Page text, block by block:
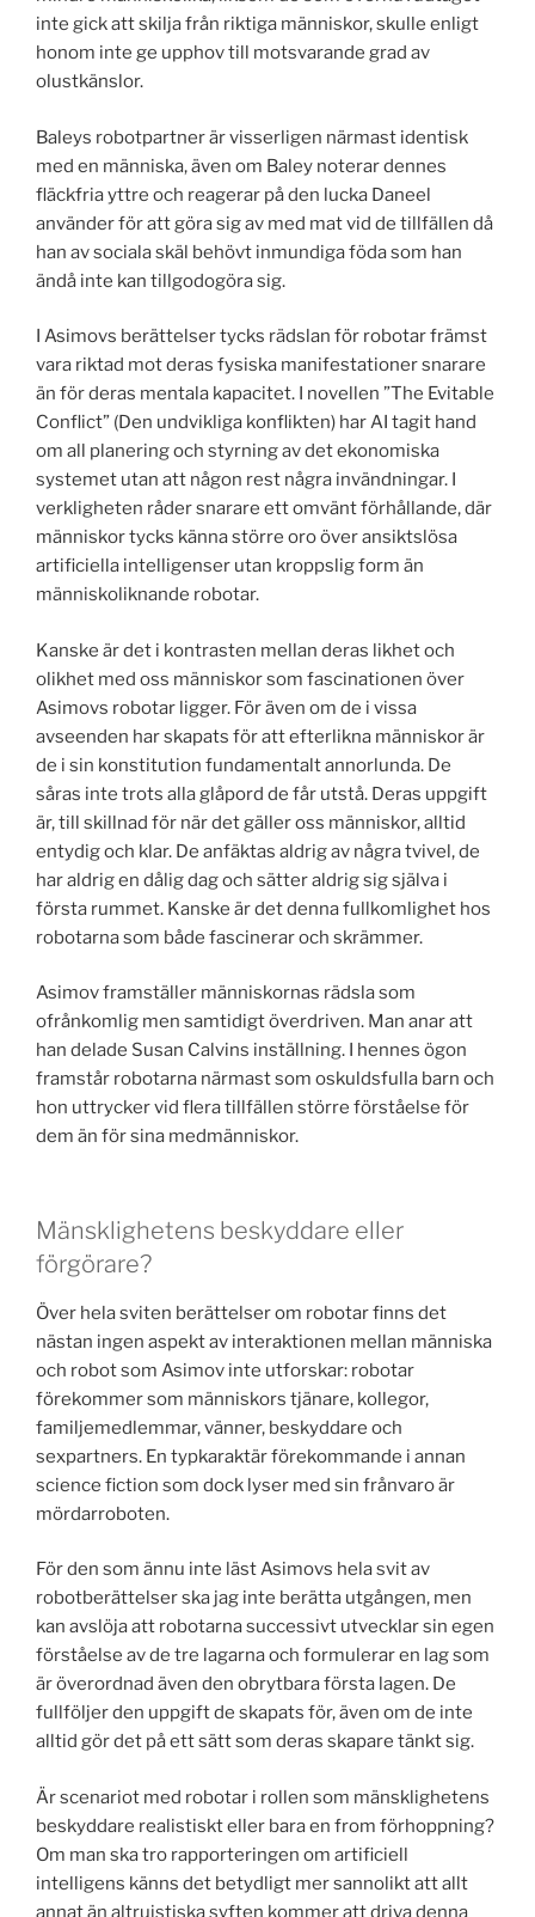
inte gick att skilja från riktiga människor, skulle enligt
honom inte ge upphov till motsvarande grad av
olustkänslor.
Baleys robotpartner är visserligen närmast identisk
med en människa, även om Baley noterar dennes
fläckfria yttre och reagerar på den lucka Daneel
använder för att göra sig av med mat vid de tillfällen då
han av sociala skäl behövt inmundiga föda som han
ändå inte kan tillgodogöra sig.
I Asimovs berättelser tycks rädslan för robotar främst
vara riktad mot deras fysiska manifestationer snarare
än för deras mentala kapacitet. I novellen ”The Evitable
Conflict” (Den undvikliga konflikten) har AI tagit hand
om all planering och styrning av det ekonomiska
systemet utan att någon rest några invändningar. I
verkligheten råder snarare ett omvänt förhållande, där
människor tycks känna större oro över ansiktslösa
artificiella intelligenser utan kroppslig form än
människoliknande robotar.
Kanske är det i kontrasten mellan deras likhet och
olikhet med oss människor som fascinationen över
Asimovs robotar ligger. För även om de i vissa
avseenden har skapats för att efterlikna människor är
de i sin konstitution fundamentalt annorlunda. De
såras inte trots alla glåpord de får utstå. Deras uppgift
är, till skillnad för när det gäller oss människor, alltid
entydig och klar. De anfäktas aldrig av några tvivel, de
har aldrig en dålig dag och sätter aldrig sig själva i
första rummet. Kanske är det denna fullkomlighet hos
robotarna som både fascinerar och skrämmer.
Asimov framställer människornas rädsla som
ofrånkomlig men samtidigt överdriven. Man anar att
han delade Susan Calvins inställning. I hennes ögon
framstår robotarna närmast som oskuldsfulla barn och
hon uttrycker vid flera tillfällen större förståelse för
dem än för sina medmänniskor.
Mänsklighetens beskyddare eller
förgörare?
Över hela sviten berättelser om robotar finns det
nästan ingen aspekt av interaktionen mellan människa
och robot som Asimov inte utforskar: robotar
förekommer som människors tjänare, kollegor,
familjemedlemmar, vänner, beskyddare och
sexpartners. En typkaraktär förekommande i annan
science fiction som dock lyser med sin frånvaro är
mördarroboten.
För den som ännu inte läst Asimovs hela svit av
robotberättelser ska jag inte berätta utgången, men
kan avslöja att robotarna successivt utvecklar sin egen
förståelse av de tre lagarna och formulerar en lag som
är överordnad även den obrytbara första lagen. De
fullföljer den uppgift de skapats för, även om de inte
alltid gör det på ett sätt som deras skapare tänkt sig.
Är scenariot med robotar i rollen som mänsklighetens
beskyddare realistiskt eller bara en from förhoppning?
Om man ska tro rapporteringen om artificiell
intelligens känns det betydligt mer sannolikt att allt
annat än altruistiska syften kommer att driva denna